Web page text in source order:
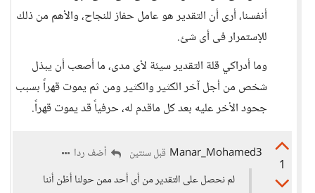
أنفسنا، أرى أن التقدير هو عامل حفاز للنجاح، والأهم من ذلك
للإستمرار فى أى شئ.
وما أدراكي قلة التقدير سيئة لأى مدى، ما أصعب أن يبذل
شخص من أجل آخر الكثير والكثير ومن ثم يموت قهراً بسبب
جحود الأخر عليه بعد كل ماقدم له، حرفياً قد يموت قهراً.
1
Manar_Mohamed3 قبل سنتين
أضف ردا
لم نحصل على التقدير من أى أحد ممن حولنا أظن أننا